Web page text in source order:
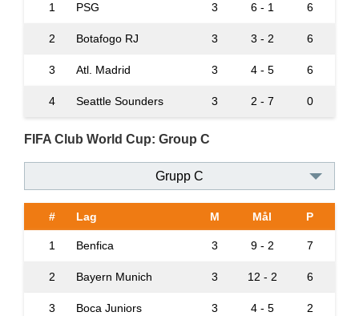
1 PSG 3 6 - 1 6
2 Botafogo RJ 3 3 - 2 6
3 Atl. Madrid 3 4 - 5 6
4 Seattle Sounders 3 2 - 7 0
FIFA Club World Cup: Group C
Grupp C
# Lag M Mål P
1 Benfica 3 9 - 2 7
2 Bayern Munich 3 12 - 2 6
3 Boca Juniors 3 4 - 5 2